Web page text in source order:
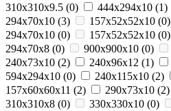
310x310x9.5 (0) 444x294x10 (1)
294x70x10 (3) 157x52x52x10 (0)
294х70х10 (0) 157х52х52x10 (0)
294х70х8 (0) 900х900х10 (0)
240x73x10 (2) 240x96x12 (1)
594x294x10 (0) 240x115x10 (2)
157x60x60x11 (2) 290х73х10 (2)
310x310x8 (0) 330x330x10 (0)